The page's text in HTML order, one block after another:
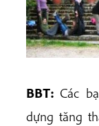
BBT: Các
dựng tăng